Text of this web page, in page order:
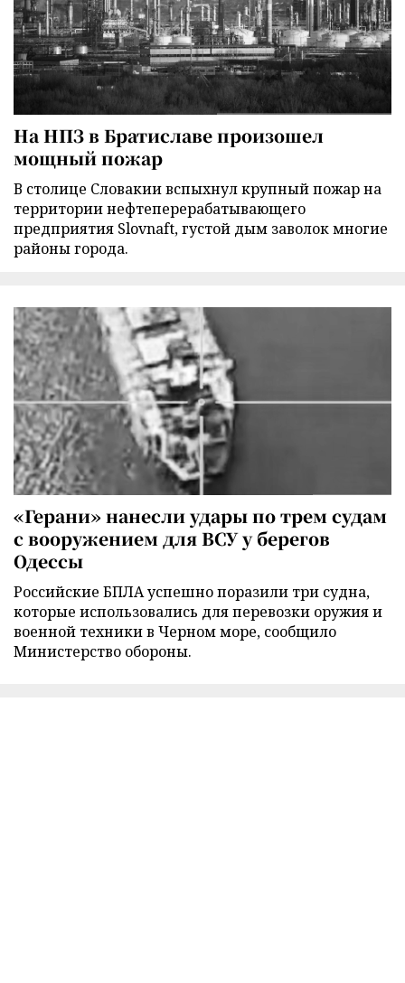
На НПЗ в Братиславе произошел
мощный пожар
В столице Словакии вспыхнул крупный пожар на
территории нефтеперерабатывающего
предприятия Slovnaft, густой дым заволок многие
районы города.
«Герани» нанесли удары по трем судам
с вооружением для ВСУ у берегов
Одессы
Российские БПЛА успешно поразили три судна,
которые использовались для перевозки оружия и
военной техники в Черном море, сообщило
Министерство обороны.